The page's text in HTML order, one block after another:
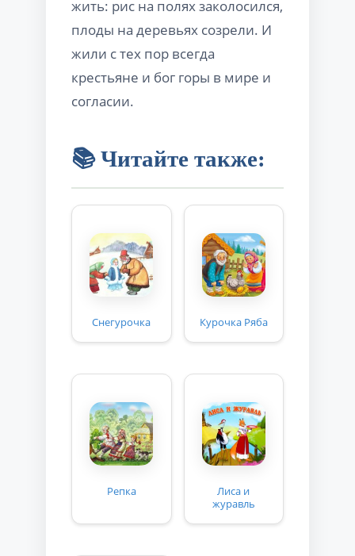
жить: рис на полях заколосился,
плоды на деревьях созрели. И
жили с тех пор всегда
крестьяне и бог горы в мире и
согласии.
📚 Читайте также:
Снегурочка Курочка Ряба
Репка
Лиса и
журавль